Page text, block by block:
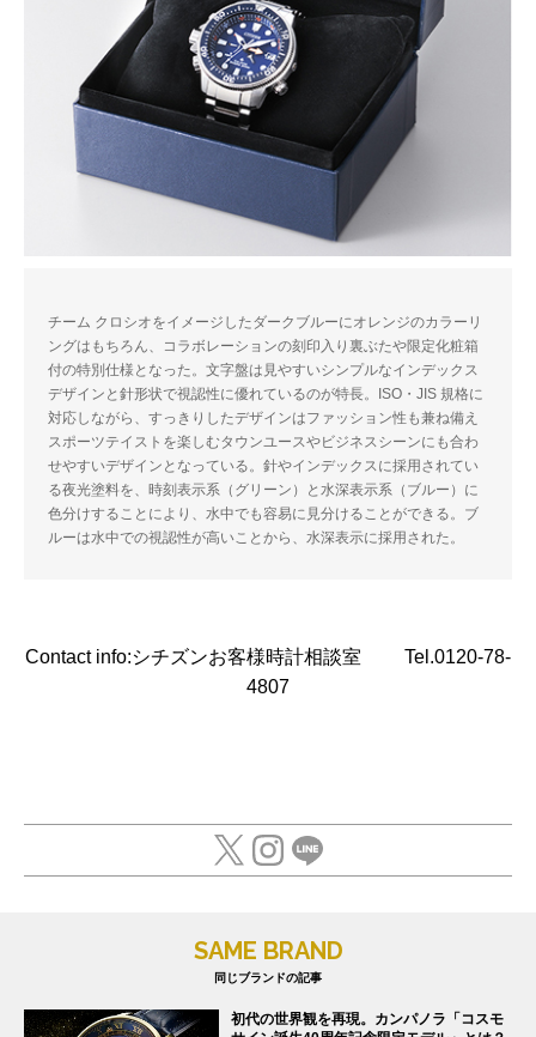
チーム クロシオをイメージしたダークブルーにオレンジのカラーリ
ングはもちろん、コラボレーションの刻印入り裏ぶたや限定化粧箱
付の特別仕様となった。文字盤は見やすいシンプルなインデックス
デザインと針形状で視認性に優れているのが特長。ISO・JIS 規格に
対応しながら、すっきりしたデザインはファッション性も兼ね備え
スポーツテイストを楽しむタウンユースやビジネスシーンにも合わ
せやすいデザインとなっている。針やインデックスに採用されてい
る夜光塗料を、時刻表示系（グリーン）と水深表示系（ブルー）に
色分けすることにより、水中でも容易に見分けることができる。ブ
ルーは水中での視認性が高いことから、水深表示に採用された。
Contact info:シチズンお客様時計相談室 Tel.0120-78-
4807
SAME BRAND
同じブランドの記事
初代の世界観を再現。カンパノラ「コスモ